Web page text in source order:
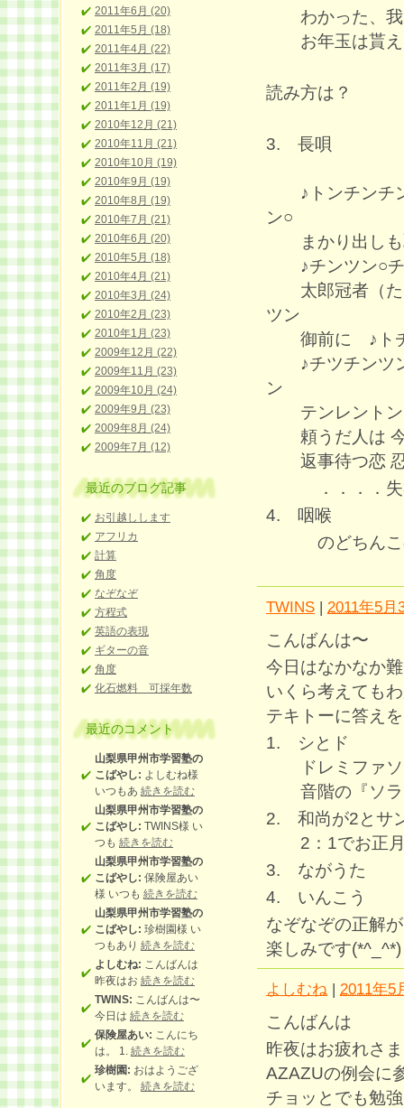
わかった、我
お年玉は貰え
読み方は？
3. 長唄
♪トンチンチン
ン○
まかり出しも
♪チンツン○チ
太郎冠者（た
ツン
御前に ♪トチ
♪チツチンツン
ン
テンレントン
頼うだ人は 今
返事待つ恋 忍
．．．．失礼
4. 咽喉
のどちんこ
TWINS | 2011年5月
こんばんは〜
今日はなかなか
いくら考えても
テキトーに答え
1. シとド
ドレミファソ
音階の『ソラ
2. 和尚が2とサ
2：1でお正月
3. ながうた
4. いんこう
なぞなぞの正解
楽しみです(*^_^*)
よしむね | 2011年5
こんばんは
昨夜はお疲れさ
AZAZUの例会に
チョッとでも勉
2011年6月 (20)
2011年5月 (18)
2011年4月 (22)
2011年3月 (17)
2011年2月 (19)
2011年1月 (19)
2010年12月 (21)
2010年11月 (21)
2010年10月 (19)
2010年9月 (19)
2010年8月 (19)
2010年7月 (21)
2010年6月 (20)
2010年5月 (18)
2010年4月 (21)
2010年3月 (24)
2010年2月 (23)
2010年1月 (23)
2009年12月 (22)
2009年11月 (23)
2009年10月 (24)
2009年9月 (23)
2009年8月 (24)
2009年7月 (12)
最近のブログ記事
お引越しします
アフリカ
計算
角度
なぞなぞ
方程式
英語の表現
ギターの音
角度
化石燃料 可採年数
最近のコメント
山梨県甲州市学習塾の
こばやし: よしむね様
いつもあ 続きを読む
山梨県甲州市学習塾の
こばやし: TWINS様 い
つも 続きを読む
山梨県甲州市学習塾の
こばやし: 保険屋あい
様 いつも 続きを読む
山梨県甲州市学習塾の
こばやし: 珍樹園様 い
つもあり 続きを読む
よしむね: こんばんは
昨夜はお 続きを読む
TWINS: こんばんは〜
今日は 続きを読む
保険屋あい: こんにち
は。 1. 続きを読む
珍樹園: おはようござ
います。 続きを読む